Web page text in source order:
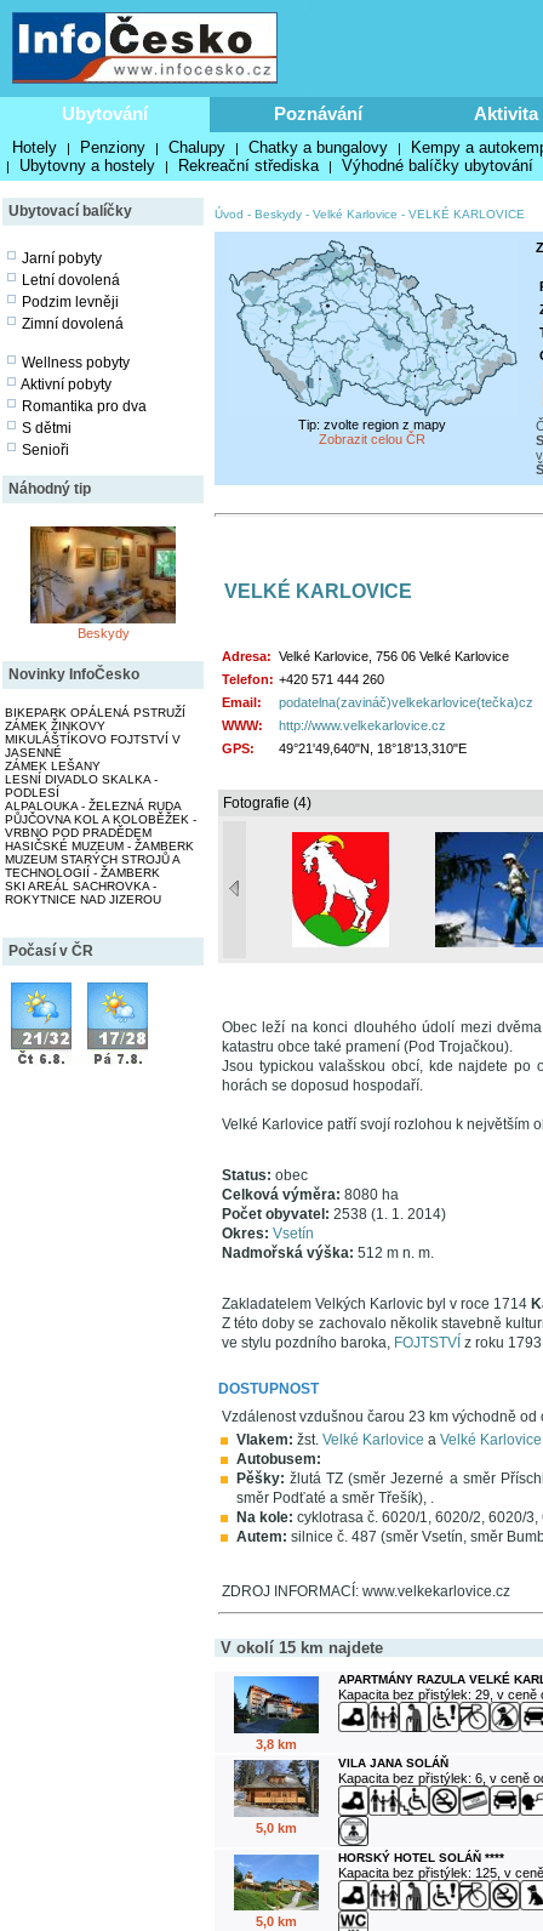
Ubytování Poznávání Aktivita
Hotely | Penziony | Chalupy | Chatky a bungalovy | Kempy a
| Ubytovny a hostely | Rekreační střediska | Výhodné balíčky ubytování
Ubytovací balíčky
Jarní pobyty
Letní dovolená
Podzim levněji
Zimní dovolená
Wellness pobyty
Aktivní pobyty
Romantika pro dva
S dětmi
Senioři
Náhodný tip
Beskydy
Novinky InfoČesko
BIKEPARK OPÁLENÁ PSTRUŽÍ
ZÁMEK ŽINKOVY
MIKULÁŠTÍKOVO FOJTSTVÍ V
JASENNÉ
ZÁMEK LEŠANY
LESNÍ DIVADLO SKALKA -
PODLESÍ
ALPALOUKA - ŽELEZNÁ RUDA
PŮJČOVNA KOL A KOLOBĚŽEK -
VRBNO POD PRADĚDEM
HASIČSKÉ MUZEUM - ŽAMBERK
MUZEUM STARÝCH STROJŮ A
TECHNOLOGIÍ - ŽAMBERK
SKI AREÁL SACHROVKA -
ROKYTNICE NAD JIZEROU
Počasí v ČR
Úvod - Beskydy - Velké Karlovice - VELKÉ KARLOVICE
Tip: zvolte region z mapy
Zobrazit celou ČR
VELKÉ KARLOVICE
Adresa: Velké Karlovice, 756 06 Velké Karlovice
Telefon: +420 571 444 260
Email:
podatelna(zavináč)velkekarlovice(tečka)cz
WWW:
http://www.velkekarlovice.cz
GPS:
49°21'49,640"N, 18°18'13,310"E
Fotografie (4)
Obec leží na konci dlouhého údolí mezi
katastru obce také pramení (Pod Trojačkou).
Jsou typickou valašskou obcí, kde najdete po
horách se doposud hospodaří.
Velké Karlovice patří svojí rozlohou k největším
Status: obec
Celková výměra: 8080 ha
Počet obyvatel: 2538 (1. 1. 2014)
Okres: Vsetín
Nadmořská výška: 512 m n. m.
Zakladatelem Velkých Karlovic byl v roce 1714
Z této doby se zachovalo několik stavebně
ve stylu pozdního baroka, FOJTSTVÍ z roku
DOSTUPNOST
Vzdálenost vzdušnou čarou 23 km východně
Vlakem: žst. Velké Karlovice a Velké
Autobusem:
Pěšky: žlutá TZ (směr Jezerné a směr
směr Podťaté a směr Třešík), .
Na kole: cyklotrasa č. 6020/1, 6020/2, 6020/
Autem: silnice č. 487 (směr Vsetín, směr
ZDROJ INFORMACÍ: www.velkekarlovice.cz
V okolí 15 km najdete
3,8 km
APARTMÁNY RAZULA VELKÉ
Kapacita bez přistýlek: 29, v ceně
5,0 km
VILA JANA SOLÁŇ
Kapacita bez přistýlek: 6, v ceně
5,0 km
HORSKÝ HOTEL SOLÁŇ ****
Kapacita bez přistýlek: 125, v